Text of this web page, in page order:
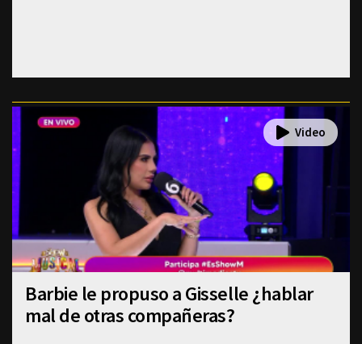
Barbie le propuso a Gisselle ¿hablar
mal de otras compañeras?